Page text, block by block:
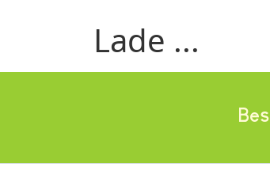
Lade ...